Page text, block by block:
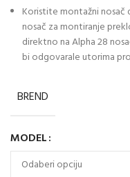
Koristite montažni nosač
nosač za montiranje
direktno na Alpha 28
bi odgovarale utorima
BREND
MODEL